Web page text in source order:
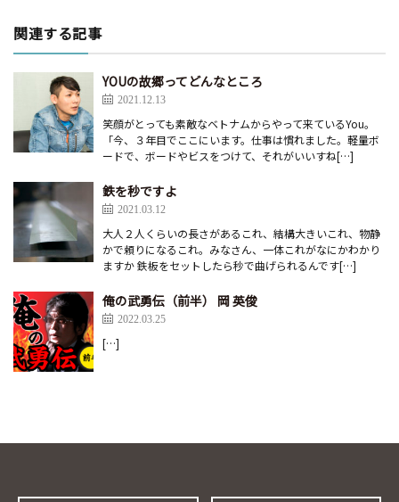
関連する記事
YOUの故郷ってどんなところ
2021.12.13
笑顔がとっても素敵なベトナムからやって来ているYou。
「今、３年目でここにいます。仕事は慣れました。軽量ボ
ードで、ボードやビスをつけて、それがいいすね[…]
鉄を秒ですよ
2021.03.12
大人２人くらいの長さがあるこれ、結構大きいこれ、物静
かで頼りになるこれ。みなさん、一体これがなにかわかり
ますか 鉄板をセットしたら秒で曲げられるんです[…]
俺の武勇伝（前半） 岡 英俊
2022.03.25
[…]